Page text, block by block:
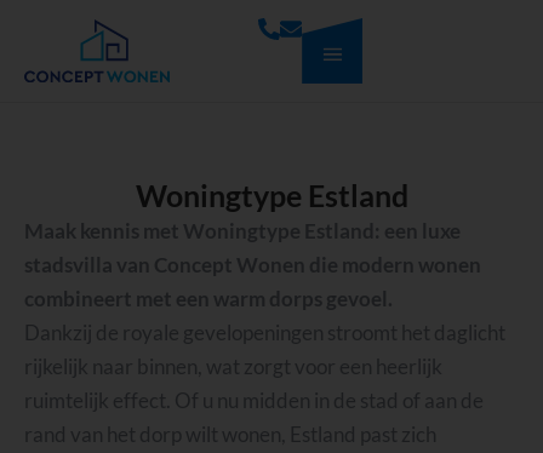
Woningtype Estland
Maak kennis met Woningtype Estland: een luxe
stadsvilla van Concept Wonen die modern wonen
combineert met een warm dorps gevoel.
Dankzij de royale gevelopeningen stroomt het daglicht
rijkelijk naar binnen, wat zorgt voor een heerlijk
ruimtelijk effect. Of u nu midden in de stad of aan de
rand van het dorp wilt wonen, Estland past zich